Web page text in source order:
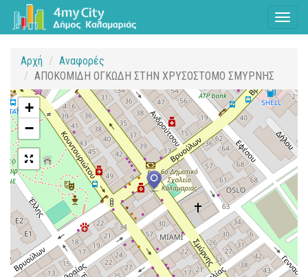
Αρχή
Αναφορές
ΑΠΟΚΟΜΙΔΗ ΟΓΚΩΔΗ ΣΤΗΝ ΧΡΥΣΟΣΤΟΜΟ ΣΜΥΡΝΗΣ
+
−